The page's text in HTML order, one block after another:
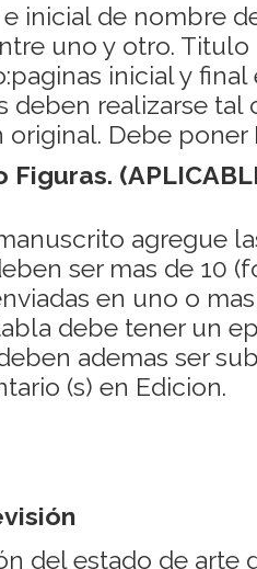
inicial de nombre
uno y otro. Titulo
inicial y final
deben realizarse tal
Debe poner
agregue
ser mas de 10
en uno o
debe tener un
ademas ser
(s) en Edicion.
del estado de arte